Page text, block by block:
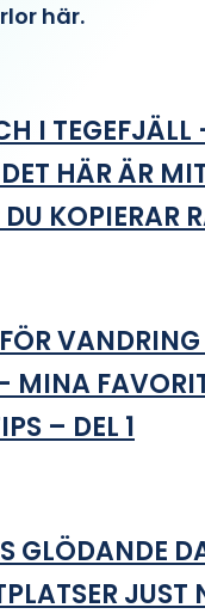
här.
I
HÄR ÄR
KOPIERAR
MINA
– DEL 1
GLÖDANDE
JUST